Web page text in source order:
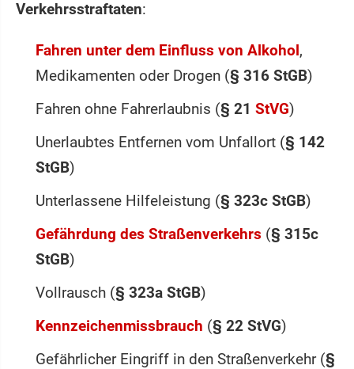
Verkehrsstraftaten:
Fahren unter dem Einfluss von Alkohol,
Medikamenten oder Drogen (§ 316 StGB)
Fahren ohne Fahrerlaubnis (§ 21 StVG)
Unerlaubtes Entfernen vom Unfallort (§ 142
StGB)
Unterlassene Hilfeleistung (§ 323c StGB)
Gefährdung des Straßenverkehrs (§ 315c
StGB)
Vollrausch (§ 323a StGB)
Kennzeichenmissbrauch (§ 22 StVG)
Gefährlicher Eingriff in den Straßenverkehr (§